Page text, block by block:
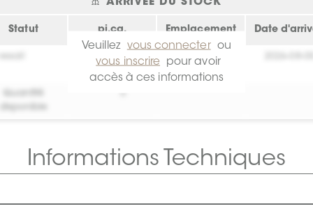
ARRIVÉE DU STOCK
Statut pi.ca. Emplacement Date
0
Crée toi un
compte !
Veuillez vous connecter
ou
vous inscrire
pour avoir
accès à ces informations
Informations Techniques